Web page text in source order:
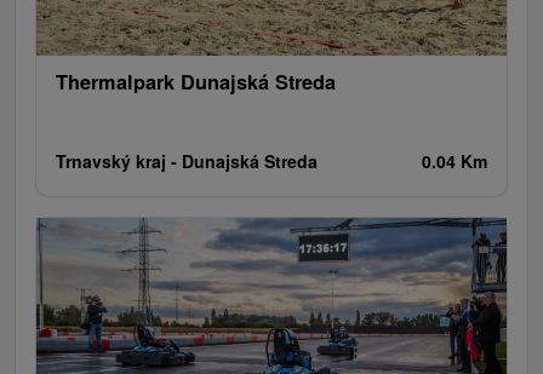
Thermalpark Dunajská Streda
Trnavský kraj - Dunajská Streda 0.04 Km